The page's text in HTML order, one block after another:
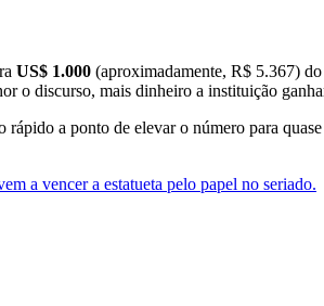
US$ 1.000 (aproximadamente, R$ 5.367)
o discurso, mais dinheiro a instituição
a ponto de elevar o número para
a vencer a estatueta pelo papel no seriado.